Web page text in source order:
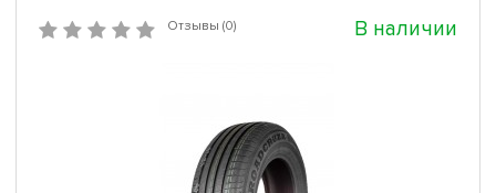
Отзывы (0) В наличии